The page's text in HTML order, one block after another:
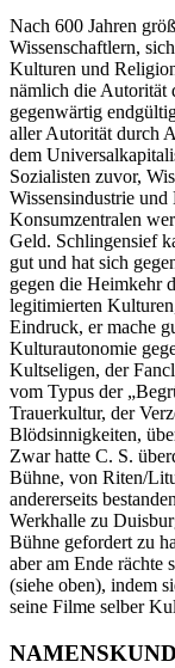
Nach 600 Jahren
Wissenschaftlern,
Kulturen und
nämlich die Autorität
gegenwärtig
aller Autorität durch
dem
Sozialisten zuvor,
Wissensindustrie
Konsumzentralen
Geld. Schlingensief
gut und hat sich
gegen die Heimkehr
legitimierten
Eindruck, er mache
Kulturautonomie
Kultseligen, der
vom Typus der
Trauerkultur, der
Blödsinnigkeiten,
Zwar hatte C. S.
Bühne, von Riten/
andererseits
Werkhalle zu
Bühne gefordert zu
aber am Ende rächte
(siehe oben), indem
seine Filme selber